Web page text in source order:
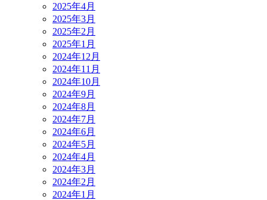
2025年4月
2025年3月
2025年2月
2025年1月
2024年12月
2024年11月
2024年10月
2024年9月
2024年8月
2024年7月
2024年6月
2024年5月
2024年4月
2024年3月
2024年2月
2024年1月